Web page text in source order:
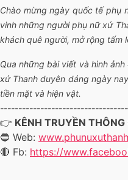
Chào mừng ngày quốc tế phụ
vinh những người phụ nữ xứ
khách quê người, mở rộng tấm
Qua những bài viết và hình
xứ Thanh duyên dáng ngày
tiền mặt và hiện vật.
👉 KÊNH TRUYỀN
🔵 Web:
🔴 Fb: https://